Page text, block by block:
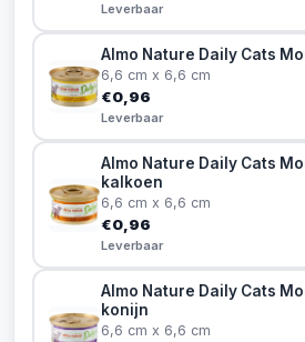
Leverbaar
Almo Nature Daily Cats
6,6 cm x 6,6 cm
€0,96
Leverbaar
Almo Nature Daily Cats
kalkoen
6,6 cm x 6,6 cm
€0,96
Leverbaar
Almo Nature Daily Cats
konijn
6,6 cm x 6,6 cm